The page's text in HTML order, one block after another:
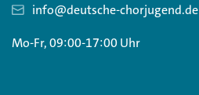
info@deutsche-chorjugend.de
Mo-Fr, 09:00-17:00 Uhr